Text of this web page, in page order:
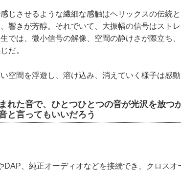
じさせるような繊細な感触はヘリックスの伝統
響きが芳醇。それでいて、大振幅の信号はスト
では、微小信号の解像、空間の静けさが際立ち
だ。
空間を浮遊し、溶け込み、消えていく様子は感動
れた音で、ひとつひとつの音が光沢を放つ
と言ってもいいだろう
、純正オーディオなどを接続でき、クロスオ